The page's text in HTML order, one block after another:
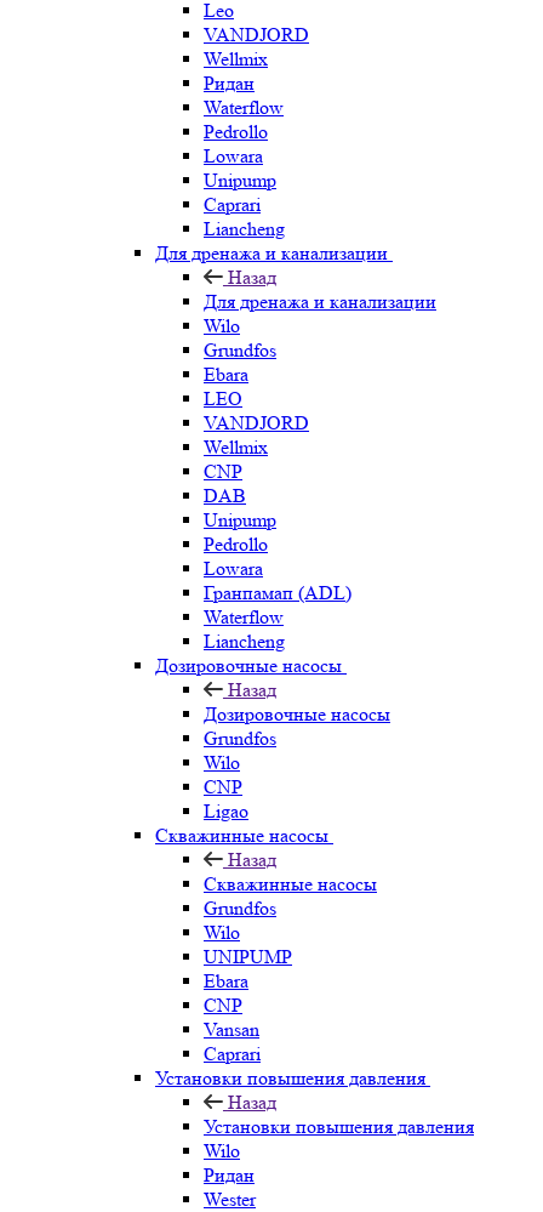
Leo
VANDJORD
Wellmix
Ридан
Waterflow
Pedrollo
Lowara
Unipump
Caprari
Liancheng
Для дренажа и канализации
Назад
Для дренажа и канализации
Wilo
Grundfos
Ebara
LEO
VANDJORD
Wellmix
CNP
DAB
Unipump
Pedrollo
Lowara
Гранпамап (ADL)
Waterflow
Liancheng
Дозировочные насосы
Назад
Дозировочные насосы
Grundfos
Wilo
CNP
Ligao
Скважинные насосы
Назад
Скважинные насосы
Grundfos
Wilo
UNIPUMP
Ebara
CNP
Vansan
Caprari
Установки повышения давления
Назад
Установки повышения давления
Wilo
Ридан
Wester